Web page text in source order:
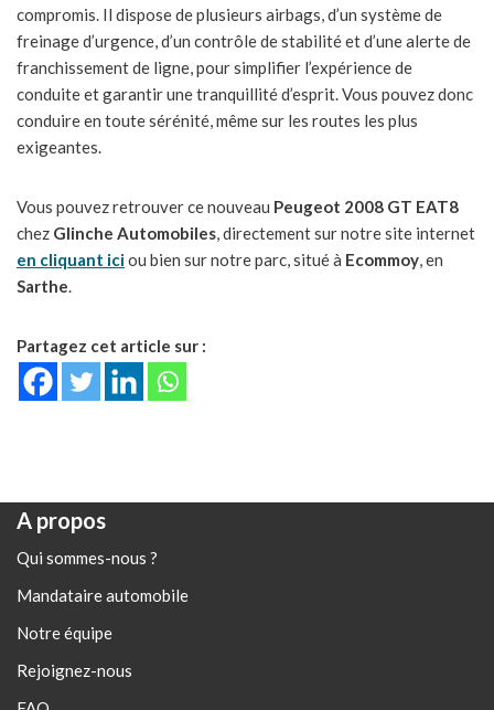
compromis. Il dispose de plusieurs airbags, d’un système de
freinage d’urgence, d’un contrôle de stabilité et d’une alerte de
franchissement de ligne, pour simplifier l’expérience de
conduite et garantir une tranquillité d’esprit. Vous pouvez donc
conduire en toute sérénité, même sur les routes les plus
exigeantes.
Vous pouvez retrouver ce nouveau Peugeot 2008 GT EAT8
chez Glinche Automobiles, directement sur notre site internet
en cliquant iciou bien sur notre parc, situé à Ecommoy, en
Sarthe.
Partagez cet article sur :
A propos
Qui sommes-nous ?
Mandataire automobile
Notre équipe
Rejoignez-nous